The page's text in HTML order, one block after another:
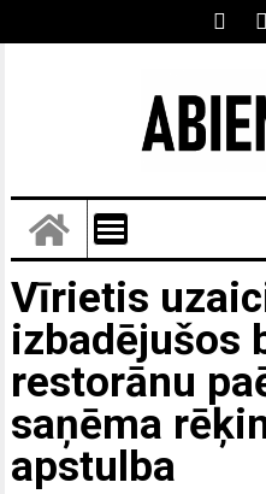
Vīrietis
izbadējušos
restorānu
saņēma
apstulba